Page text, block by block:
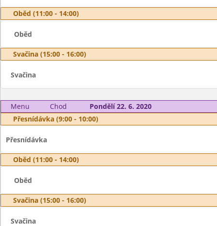
Oběd (11:00 - 14:00)
Oběd
Svačina (15:00 - 16:00)
Svačina
Menu Chod
Pondělí 22. 6. 2020
Přesnídávka (9:00 - 10:00)
Přesnídávka
Oběd (11:00 - 14:00)
Oběd
Svačina (15:00 - 16:00)
Svačina